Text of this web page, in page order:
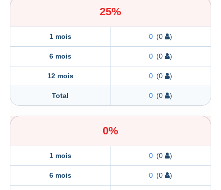
25%
1 mois 0 (0 )
6 mois 0 (0 )
12 mois 0 (0 )
Total 0 (0 )
0%
1 mois 0 (0 )
6 mois 0 (0 )